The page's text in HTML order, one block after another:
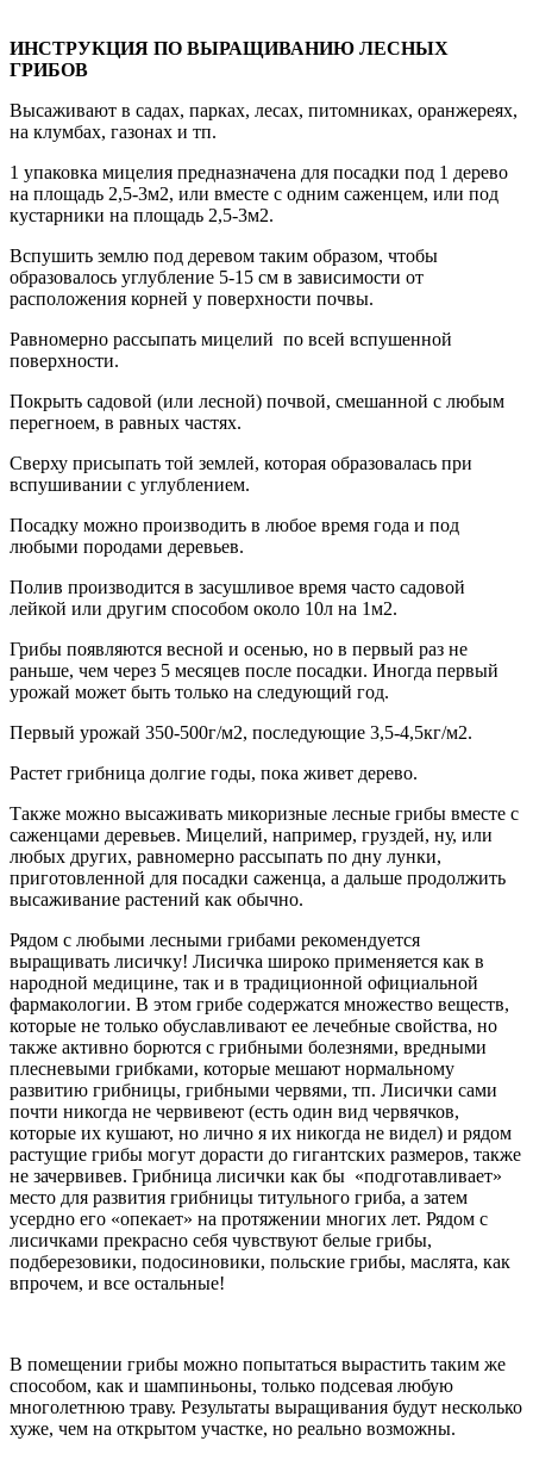
ИНСТРУКЦИЯ ПО ВЫРАЩИВАНИЮ ЛЕСНЫХ
ГРИБОВ
Высаживают в садах, парках, лесах, питомниках, оранжереях,
на клумбах, газонах и тп.
1 упаковка мицелия предназначена для посадки под 1 дерево
на площадь 2,5-3м2, или вместе с одним саженцем, или под
кустарники на площадь 2,5-3м2.
Вспушить землю под деревом таким образом, чтобы
образовалось углубление 5-15 см в зависимости от
расположения корней у поверхности почвы.
Равномерно рассыпать мицелий по всей вспушенной
поверхности.
Покрыть садовой (или лесной) почвой, смешанной с любым
перегноем, в равных частях.
Сверху присыпать той землей, которая образовалась при
вспушивании с углублением.
Посадку можно производить в любое время года и под
любыми породами деревьев.
Полив производится в засушливое время часто садовой
лейкой или другим способом около 10л на 1м2.
Грибы появляются весной и осенью, но в первый раз не
раньше, чем через 5 месяцев после посадки. Иногда первый
урожай может быть только на следующий год.
Первый урожай 350-500г/м2, последующие 3,5-4,5кг/м2.
Растет грибница долгие годы, пока живет дерево.
Также можно высаживать микоризные лесные грибы вместе с
саженцами деревьев. Мицелий, например, груздей, ну, или
любых других, равномерно рассыпать по дну лунки,
приготовленной для посадки саженца, а дальше продолжить
высаживание растений как обычно.
Рядом с любыми лесными грибами рекомендуется
выращивать лисичку! Лисичка широко применяется как в
народной медицине, так и в традиционной официальной
фармакологии. В этом грибе содержатся множество веществ,
которые не только обуславливают ее лечебные свойства, но
также активно борются с грибными болезнями, вредными
плесневыми грибками, которые мешают нормальному
развитию грибницы, грибными червями, тп. Лисички сами
почти никогда не червивеют (есть один вид червячков,
которые их кушают, но лично я их никогда не видел) и рядом
растущие грибы могут дорасти до гигантских размеров, также
не зачервивев. Грибница лисички как бы «подготавливает»
место для развития грибницы титульного гриба, а затем
усердно его «опекает» на протяжении многих лет. Рядом с
лисичками прекрасно себя чувствуют белые грибы,
подберезовики, подосиновики, польские грибы, маслята, как
впрочем, и все остальные!
В помещении грибы можно попытаться вырастить таким же
способом, как и шампиньоны, только подсевая любую
многолетнюю траву. Результаты выращивания будут несколько
хуже, чем на открытом участке, но реально возможны.